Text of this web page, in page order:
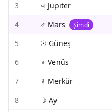
3
♃ Jüpiter
4
♂ Mars Şimdi
5
☉ Güneş
6
♀ Venüs
7
☿ Merkür
8
☽ Ay